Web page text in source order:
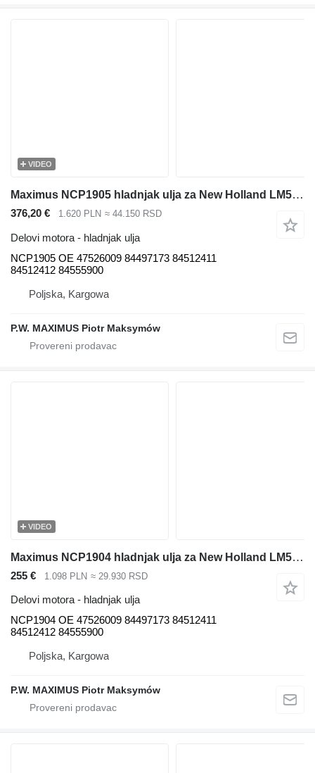
VIDEO
Maximus NCP1905 hladnjak ulja za New Holland LM5020 teleskopskog utovarivača
376,20 € 1.620 PLN ≈ 44.150 RSD
Delovi motora - hladnjak ulja
NCP1905 OE 47526009 84497173 84512411
84512412 84555900
Poljska, Kargowa
P.W. MAXIMUS Piotr Maksymów
VIDEO
Maximus NCP1904 hladnjak ulja za New Holland LM5020 teleskopskog utovarivača
255 € 1.098 PLN ≈ 29.930 RSD
Delovi motora - hladnjak ulja
NCP1904 OE 47526009 84497173 84512411
84512412 84555900
Poljska, Kargowa
P.W. MAXIMUS Piotr Maksymów